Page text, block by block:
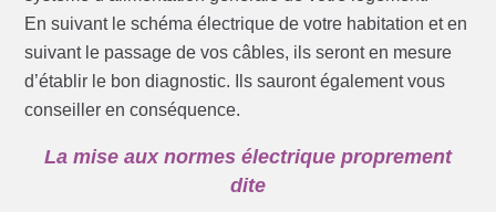
En suivant le schéma électrique de votre habitation et en
suivant le passage de vos câbles, ils seront en mesure
d’établir le bon diagnostic. Ils sauront également vous
conseiller en conséquence.
La mise aux normes électrique proprement
dite